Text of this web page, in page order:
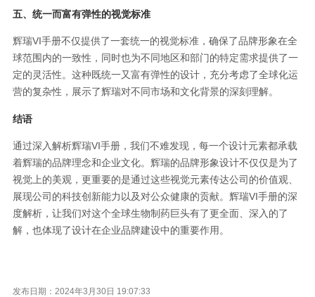
五、统一而富有弹性的视觉标准
辉瑞VI手册不仅提供了一套统一的视觉标准，确保了品牌形象在全
球范围内的一致性，同时也为不同地区和部门的特定需求提供了一
定的灵活性。这种既统一又富有弹性的设计，充分考虑了全球化运
营的复杂性，展示了辉瑞对不同市场和文化背景的深刻理解。
结语
通过深入解析辉瑞VI手册，我们不难发现，每一个设计元素都承载
着辉瑞的品牌理念和企业文化。辉瑞的品牌形象设计不仅仅是为了
视觉上的美观，更重要的是通过这些视觉元素传达公司的价值观、
展现公司的科技创新能力以及对公众健康的贡献。辉瑞VI手册的深
度解析，让我们对这个全球生物制药巨头有了更全面、深入的了
解，也体现了设计在企业品牌建设中的重要作用。
发布日期：2024年3月30日 19:07:33